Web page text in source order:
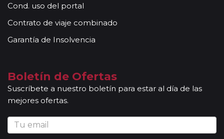
Cond. uso del portal
Contrato de viaje combinado
Garantía de Insolvencia
Boletín de Ofertas
Suscríbete a nuestro boletín para estar al día de las
mejores ofertas.